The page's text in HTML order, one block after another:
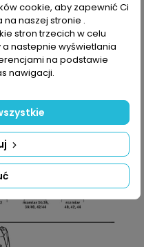
modele sukienek, które
weluru albo elastycznych
dwurzędowy płaszcz,
spódnica w kratkę,
– to nasze kolejne
ci do gustu.
cookie, aby zapewnić Ci
naszej stronie .
stron trzecich w celu
a nastepnie wyświetlania
na podstawie
nawigacji.